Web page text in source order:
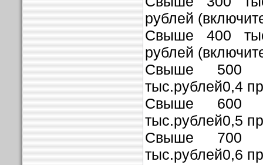
рублей
Свыше 400
рублей
Свыше 500
тыс.рублей0,4
Свыше 600
тыс.рублей0,5
Свыше 700
тыс.рублей0,6